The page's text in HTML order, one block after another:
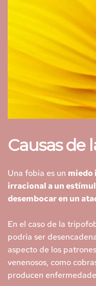
Causas de
Una fobia es un miedo
irracional a un
desembocar en un
En el caso de la
podria ser
aspecto de los
venenosos, como
producen